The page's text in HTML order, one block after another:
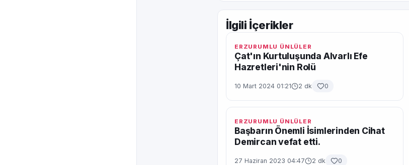
İlgili İçerikler
ERZURUMLU ÜNLÜLER
Çat'ın Kurtuluşunda Alvarlı Efe
Hazretleri'nin Rolü
10 Mart 2024 01:21 2 dk 0
ERZURUMLU ÜNLÜLER
Başbarın Önemli İsimlerinden Cihat
Demircan vefat etti.
27 Haziran 2023 04:47 2 dk 0